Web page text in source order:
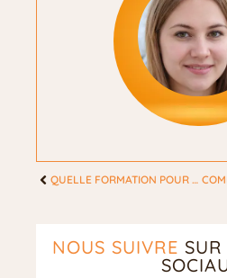
QUELLE FORMATION POUR FABRIQUER DES COSMÉTIQUES ?
NOUS SUIVRE SUR